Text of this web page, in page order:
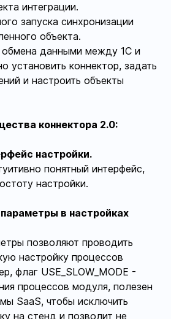
интеграции.
запуска синхронизации
объекта.
данными между 1С и
установить коннектор, задать
и настроить объекты
коннектора 2.0:
настройки.
понятный интерфейс,
настройки.
в настройках
позволяют проводить
настройку процессов
флаг USE_SLOW_MODE -
процессов модуля, полезен
SaaS, чтобы исключить
на стенд и позволит не